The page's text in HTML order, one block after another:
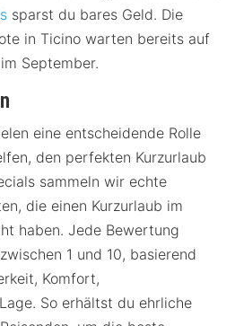
sparst du bares Geld. Die
in Ticino warten bereits auf
September.
eine entscheidende Rolle
den perfekten Kurzurlaub
sammeln wir echte
die einen Kurzurlaub im
haben. Jede Bewertung
1 und 10, basierend
Komfort,
So erhältst du ehrliche